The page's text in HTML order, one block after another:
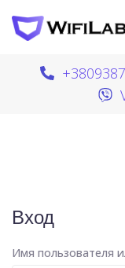
Вход
Имя пользователя